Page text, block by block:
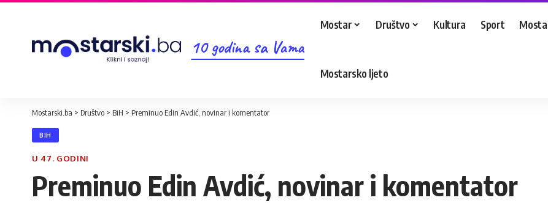
10 godina sa Vama
Mostar Društvo Kultura Sport
Mostarsko ljeto
Mostarski.ba > Društvo > BiH > Preminuo Edin Avdić, novinar i komentator
BIH
U 47. GODINI
Preminuo Edin Avdić, novinar i komentator